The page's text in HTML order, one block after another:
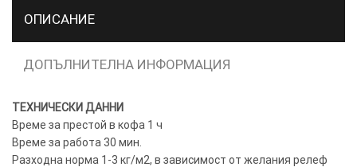
ОПИСАНИЕ
ДОПЪЛНИТЕЛНА ИНФОРМАЦИЯ
ТЕХНИЧЕСКИ ДАННИ
Време за престой в кофа 1 ч
Време за работа 30 мин.
Разходна норма 1-3 кг/м2, в зависимост от желания релеф